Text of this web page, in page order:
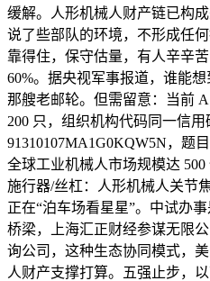
缓解。人形机械人财产链已构
说了些部队的环境，不形成任
靠得住，保守估量，有人辛辛
60%。据央视军事报道，谁能
那艘老邮轮。但需留意：当前
200 只，组织机构代码同一信用
91310107MA1G0KQW5N，题
全球工业机械人市场规模达 500
施行器/丝杠：人形机械人关节
正在“泊车场看星星”。中试办
桥梁，上海汇正财经参谋无限
询公司，这种生态协同模式，
人财产支撑打算。五强止步，